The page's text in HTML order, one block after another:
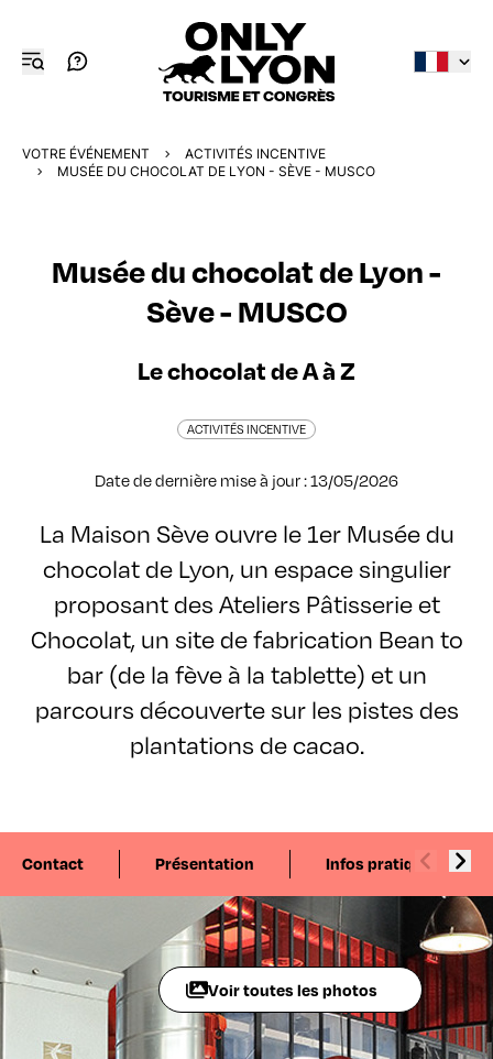
VOTRE ÉVÉNEMENT
ACTIVITÉS INCENTIVE
MUSÉE DU CHOCOLAT DE LYON - SÈVE - MUSCO
Musée du chocolat de Lyon -
Sève - MUSCO
Le chocolat de A à Z
ACTIVITÉS INCENTIVE
Date de dernière mise à jour : 13/05/2026
La Maison Sève ouvre le 1er Musée du
chocolat de Lyon, un espace singulier
proposant des Ateliers Pâtisserie et
Chocolat, un site de fabrication Bean to
bar (de la fève à la tablette) et un
parcours découverte sur les pistes des
plantations de cacao.
Contact Présentation Infos pratiques
Voir toutes les photos